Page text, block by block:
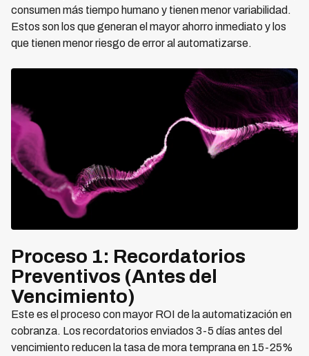
consumen más tiempo humano y tienen menor variabilidad.
Estos son los que generan el mayor ahorro inmediato y los
que tienen menor riesgo de error al automatizarse.
Proceso 1: Recordatorios
Preventivos (Antes del
Vencimiento)
Este es el proceso con mayor ROI de la automatización en
cobranza. Los recordatorios enviados 3-5 días antes del
vencimiento reducen la tasa de mora temprana en 15-25%